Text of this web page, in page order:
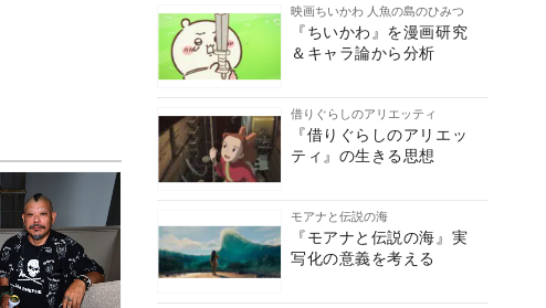
映画ちいかわ 人魚の島のひみつ
『ちいかわ』を漫画研究
＆キャラ論から分析
借りぐらしのアリエッティ
『借りぐらしのアリエッ
ティ』の生きる思想
モアナと伝説の海
『モアナと伝説の海』実
写化の意義を考える